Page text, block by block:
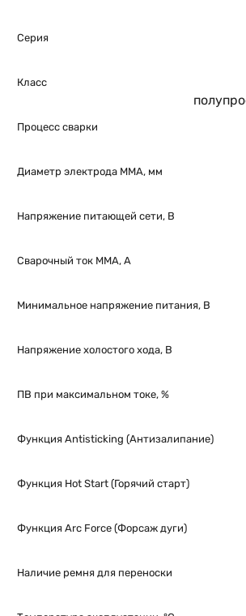
Серия
Класс
Процесс сварки
Диаметр электрода MMA, мм
Напряжение питающей сети, В
Сварочный ток MMA, А
Минимальное напряжение питания, В
Напряжение холостого хода, В
ПВ при максимальном токе, %
Функция Antisticking (Антизалипание)
Функция Hot Start (Горячий старт)
Функция Arc Force (Форсаж дуги)
Наличие ремня для переноски